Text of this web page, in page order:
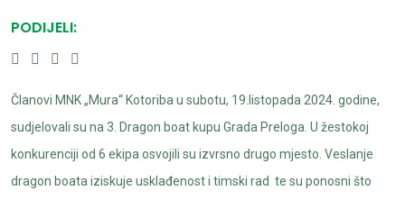
PODIJELI:
Članovi MNK „Mura“ Kotoriba u subotu, 19.listopada 2024. godine,
sudjelovali su na 3. Dragon boat kupu Grada Preloga. U žestokoj
konkurenciji od 6 ekipa osvojili su izvrsno drugo mjesto. Veslanje
dragon boata iziskuje usklađenost i timski rad te su ponosni što